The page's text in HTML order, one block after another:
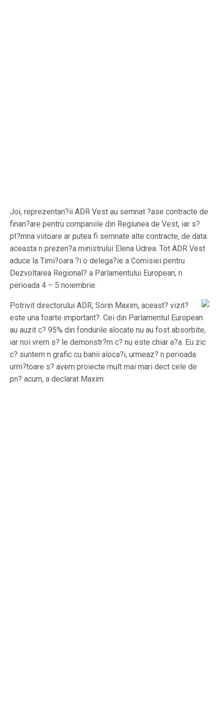
Joi, reprezentan?ii ADR Vest au semnat ?ase contracte de
finan?are pentru companiile din Regiunea de Vest, iar s?
pt?mna viitoare ar putea fi semnate alte contracte, de data
aceasta n prezen?a ministrului Elena Udrea. Tot ADR Vest
aduce la Timi?oara ?i o delega?ie a Comisiei pentru
Dezvoltarea Regional? a Parlamentului European, n
perioada 4 – 5 noiembrie.
Potrivit directorului ADR, Sorin Maxim, aceast? vizit?
este una foarte important?. Cei din Parlamentul European
au auzit c? 95% din fondurile alocate nu au fost absorbite,
iar noi vrem s? le demonstr?m c? nu este chiar a?a. Eu zic
c? suntem n grafic cu banii aloca?i, urmeaz? n perioada
urm?toare s? avem proiecte mult mai mari dect cele de
pn? acum, a declarat Maxim.